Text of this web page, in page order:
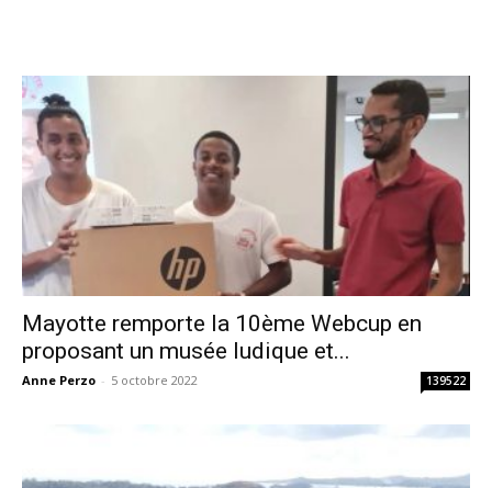
Mayotte remporte la 10ème Webcup en
proposant un musée ludique et...
Anne Perzo - 5 octobre 2022 139522